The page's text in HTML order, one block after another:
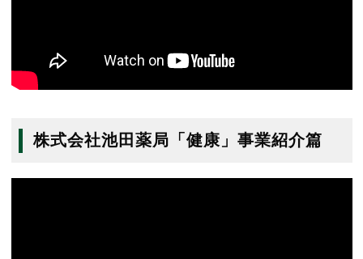
株式会社池田薬局「健康」事業紹介篇